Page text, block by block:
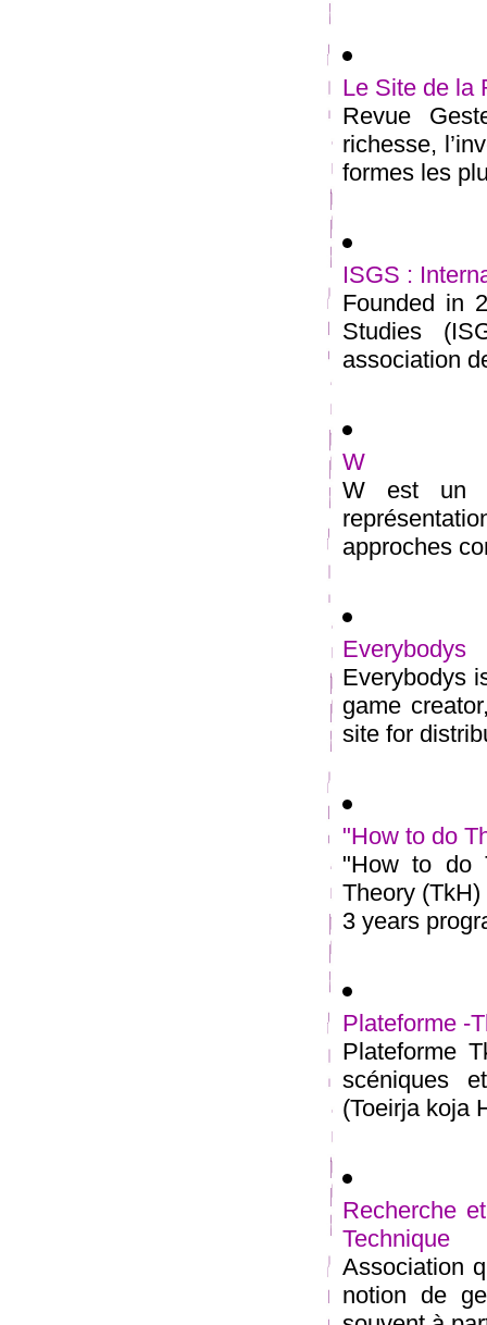
Le Site de la
Revue
richesse,
formes les
ISGS :
Founded in
Studies
association
W
W est un
approches
Everybodys
Everybodys
game
site for
"How to do
"How to do
Theory
3 years
Plateforme -
Plateforme
scéniques
(Toeirja koja
Recherche
Technique
Association
notion de